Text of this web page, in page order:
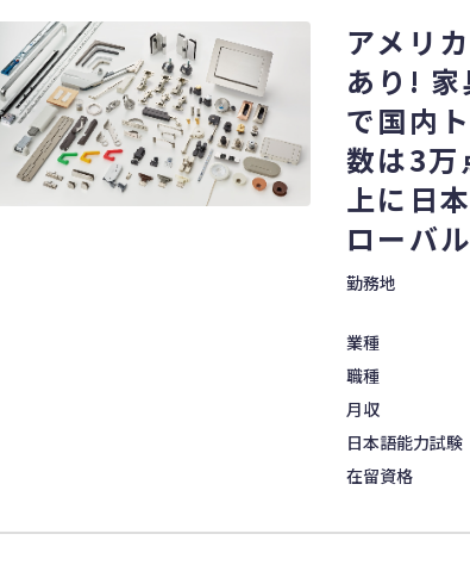
アメリ
あり!
で国内
数は3万
上に日
ローバ
勤務地
業種
職種
月収
日本語能力試験
在留資格